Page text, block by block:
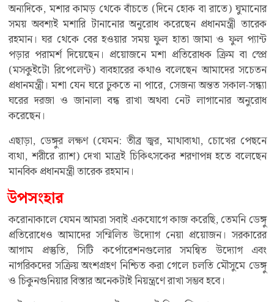
অন্যদিকে, মশার কামড় থেকে বাঁচতে (দিনে হোক বা রাতে) ঘুমানোর
সময় অবশ্যই মশারি টানানোর অনুরোধ করেছেন প্রধানমন্ত্রী তারেক
রহমান। ঘর থেকে বের হওয়ার সময় ফুল হাতা জামা ও ফুল প্যান্ট
পড়ার পরামর্শ দিয়েছেন। প্রয়োজনে মশা প্রতিরোধক ক্রিম বা স্প্রে
(মসকুইটো রিপেলেন্ট) ব্যবহারের কথাও বলেছেন আমাদের সচেতন
প্রধানমন্ত্রী। মশা যেন ঘরে ঢুকতে না পারে, সেজন্য অন্তত সকাল-সন্ধ্যা
ঘরের দরজা ও জানালা বন্ধ রাখা অথবা নেট লাগানোর অনুরোধ
করেছেন।
এছাড়া, ডেঙ্গুর লক্ষণ (যেমন: তীব্র জ্বর, মাথাব্যথা, চোখের পেছনে
ব্যথা, শরীরে র‌্যাশ) দেখা মাত্রই চিকিৎসকের শরণাপন্ন হতে বলেছেন
মানবিক প্রধানমন্ত্রী তারেক রহমান।
উপসংহার
করোনাকালে যেমন আমরা সবাই একযোগে কাজ করেছি, তেমনি ডেঙ্গু
প্রতিরোধেও আমাদের সম্মিলিত উদ্যোগ নেয়া প্রয়োজন। সরকারের
আগাম প্রস্তুতি, সিটি কর্পোরেশনগুলোর সমন্বিত উদ্যোগ এবং
নাগরিকদের সক্রিয় অংশগ্রহণ নিশ্চিত করা গেলে চলতি মৌসুমে ডেঙ্গু
ও চিকুনগুনিয়ার বিস্তার অনেকটাই নিয়ন্ত্রণে রাখা সম্ভব হবে।